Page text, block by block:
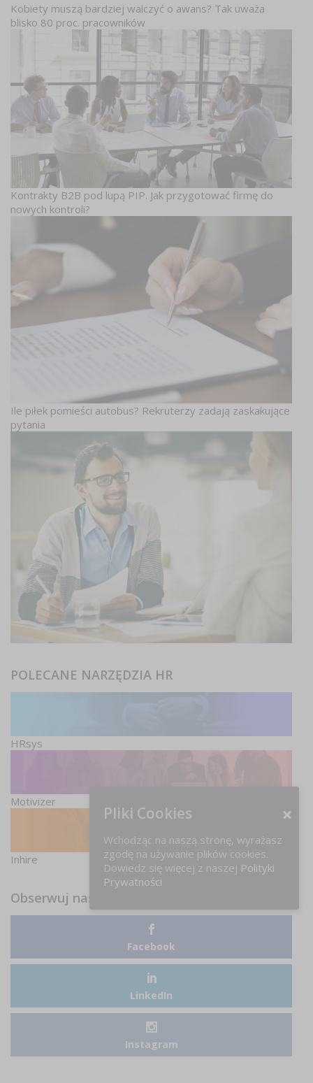
Kobiety muszą bardziej walczyć o awans? Tak uważa
blisko 80 proc. pracowników
Kontrakty B2B pod lupą PIP. Jak przygotować firmę do
nowych kontroli?
Ile piłek pomieści autobus? Rekruterzy zadają zaskakujące
pytania
POLECANE NARZĘDZIA HR
HRsys
Motivizer
Inhire
Obserwuj nas
Facebook
LinkedIn
Instagram
Pliki Cookies
Wchodząc na naszą stronę, wyrażasz
zgodę na używanie plików cookies.
Dowiedz się więcej z naszej Polityki
Prywatności